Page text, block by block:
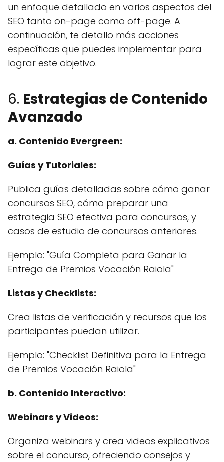
un enfoque detallado en varios aspectos del
SEO tanto on-page como off-page. A
continuación, te detallo más acciones
específicas que puedes implementar para
lograr este objetivo.
6. Estrategias de Contenido
Avanzado
a. Contenido Evergreen:
Guías y Tutoriales:
Publica guías detalladas sobre cómo ganar
concursos SEO, cómo preparar una
estrategia SEO efectiva para concursos, y
casos de estudio de concursos anteriores.
Ejemplo: "Guía Completa para Ganar la
Entrega de Premios Vocación Raiola"
Listas y Checklists:
Crea listas de verificación y recursos que los
participantes puedan utilizar.
Ejemplo: "Checklist Definitiva para la Entrega
de Premios Vocación Raiola"
b. Contenido Interactivo:
Webinars y Videos:
Organiza webinars y crea videos explicativos
sobre el concurso, ofreciendo consejos y